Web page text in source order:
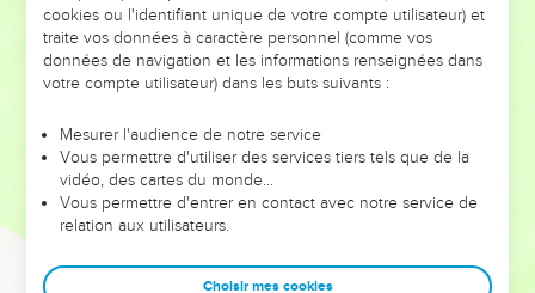
ET SI LEURS ERREURS POUVAIENT VOUS ÉVITER LES
VOTRES ?
leur foi ou leur vision. Mais on voit moins les doutes, les erreurs
et les saisons difficiles qu'ils ont traversés, alors même que ce
sont elles qui les ont façonnés.
Dans cette conférence, leaders, entrepreneurs, et responsables
clés pour avancer avec plus de sagesse afin que leurs erreurs
cookies ou l'identifiant unique de votre compte utilisateur) et
traite vos données à caractère personnel (comme vos
données de navigation et les informations renseignées dans
votre compte utilisateur) dans les buts suivants :
Mesurer l'audience de notre service
Vous permettre d'utiliser des services tiers tels que de la
vidéo, des cartes du monde…
Vous permettre d'entrer en contact avec notre service de
relation aux utilisateurs.
Choisir mes cookies